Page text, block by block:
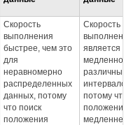
Скорость
выполнения
быстрее, чем это
для
неравномерно
распределенных
данных, потому
что поиск
положения
Скорость
является
медленной
различных
потому что
положения